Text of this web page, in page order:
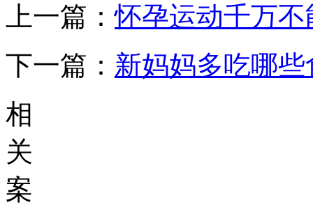
上一篇：怀孕运动千万
下一篇： 新妈妈多吃哪
相
关
案